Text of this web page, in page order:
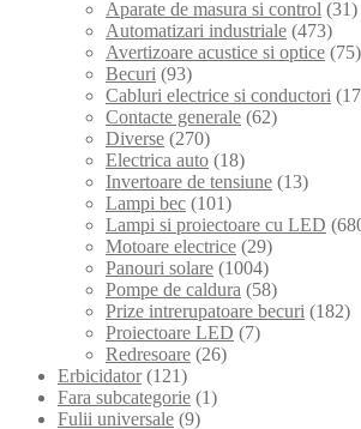
Aparate de masura si control (31)
Automatizari industriale (473)
Avertizoare acustice si optice (75)
Becuri (93)
Cabluri electrice si conductori
Contacte generale (62)
Diverse (270)
Electrica auto (18)
Invertoare de tensiune (13)
Lampi bec (101)
Lampi si proiectoare cu LED
Motoare electrice (29)
Panouri solare (1004)
Pompe de caldura (58)
Prize intrerupatoare becuri (182)
Proiectoare LED (7)
Redresoare (26)
Erbicidator (121)
Fara subcategorie (1)
Fulii universale (9)